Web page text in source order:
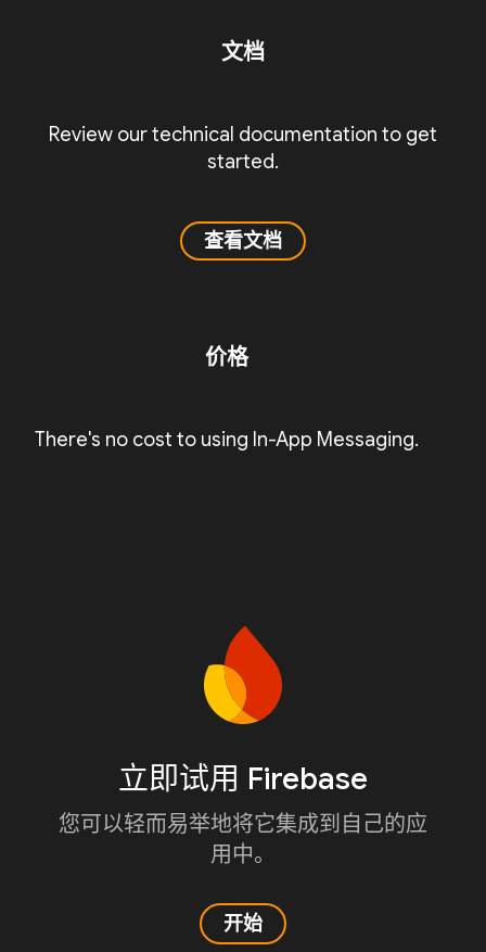
文档
Review our technical documentation to get
started.
查看文档
价格
There's no cost to using In-App Messaging.
立即试用 Firebase
您可以轻而易举地将它集成到自己的应
用中。
开始